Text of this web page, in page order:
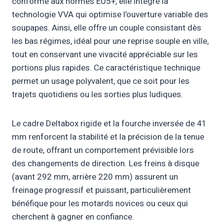
technologie VVA qui optimise l’ouverture variable des
soupapes. Ainsi, elle offre un couple consistant dès
les bas régimes, idéal pour une reprise souple en ville,
tout en conservant une vivacité appréciable sur les
portions plus rapides. Ce caractéristique technique
permet un usage polyvalent, que ce soit pour les
trajets quotidiens ou les sorties plus ludiques.
Le cadre Deltabox rigide et la fourche inversée de 41
mm renforcent la stabilité et la précision de la tenue
de route, offrant un comportement prévisible lors
des changements de direction. Les freins à disque
(avant 292 mm, arrière 220 mm) assurent un
freinage progressif et puissant, particulièrement
bénéfique pour les motards novices ou ceux qui
cherchent à gagner en confiance.